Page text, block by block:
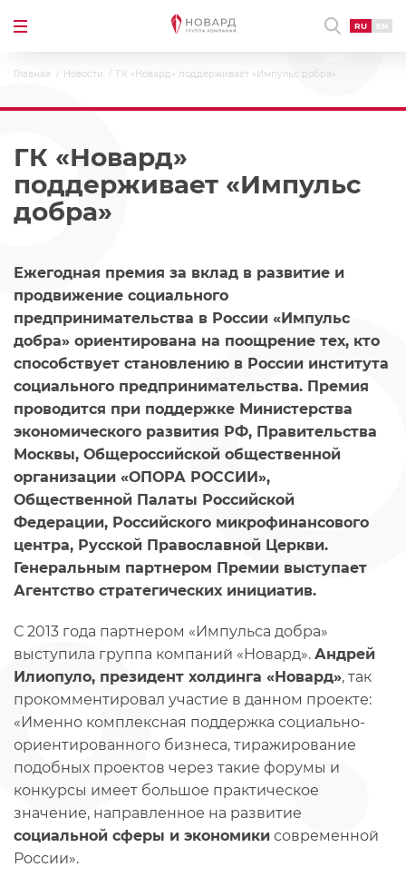
RU EN
Главная Новости ГК «Новард» поддерживает «Импульс добра»
ГК «Новард»
поддерживает «Импульс
добра»
Ежегодная премия за вклад в развитие и
продвижение социального
предпринимательства в России «Импульс
добра» ориентирована на поощрение тех, кто
способствует становлению в России института
социального предпринимательства. Премия
проводится при поддержке Министерства
экономического развития РФ, Правительства
Москвы, Общероссийской общественной
организации «ОПОРА РОССИИ»,
Общественной Палаты Российской
Федерации, Российского микрофинансового
центра, Русской Православной Церкви.
Генеральным партнером Премии выступает
Агентство стратегических инициатив.
С 2013 года партнером «Импульса добра»
выступила группа компаний «Новард». Андрей
Илиопуло, президент холдинга «Новард», так
прокомментировал участие в данном проекте:
«Именно комплексная поддержка социально-
ориентированного бизнеса, тиражирование
подобных проектов через такие форумы и
конкурсы имеет большое практическое
значение, направленное на развитие
социальной сферы и экономики современной
России».